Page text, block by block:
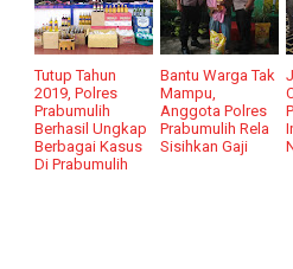
Tutup Tahun
2019, Polres
Prabumulih
Berhasil Ungkap
Berbagai Kasus
Di Prabumulih
Bantu Warga Tak
Mampu,
Anggota Polres
Prabumulih Rela
Sisihkan Gaji